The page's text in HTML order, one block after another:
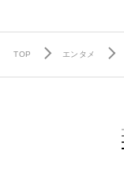
TOP エンタメ